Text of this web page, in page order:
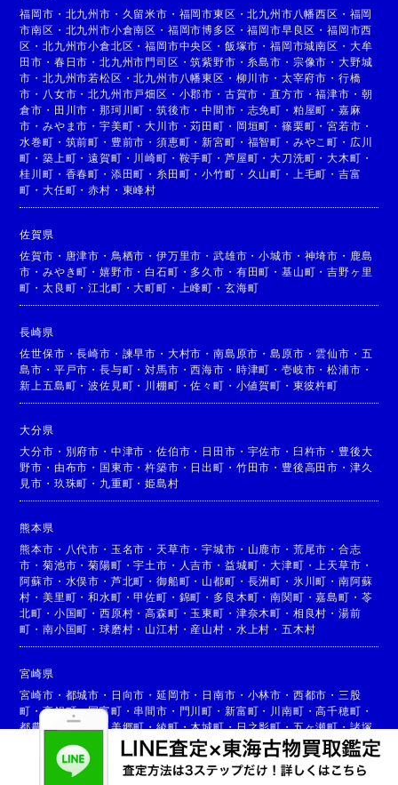
福岡市 ・ 北九州市 ・ 久留米市 ・ 福岡市東区 ・北九州市八幡西区 ・ 福岡
市南区 ・ 北九州市小倉南区 ・ 福岡市博多区 ・福岡市早良区 ・福岡市西
区 ・北九州市小倉北区 ・福岡市中央区 ・ 飯塚市 ・福岡市城南区 ・ 大牟
田市 ・ 春日市 ・北九州市門司区 ・筑紫野市 ・ 糸島市 ・ 宗像市 ・ 大野城
市 ・北九州市若松区 ・北九州市八幡東区 ・ 柳川市 ・ 太宰府市 ・ 行橋
市 ・ 八女市 ・北九州市戸畑区 ・ 小郡市 ・ 古賀市 ・直方市 ・福津市 ・ 朝
倉市 ・ 田川市 ・那珂川町 ・筑後市 ・中間市 ・ 志免町 ・ 粕屋町 ・ 嘉麻
市 ・みやま市 ・宇美町 ・大川市 ・苅田町 ・ 岡垣町 ・ 篠栗町 ・宮若市 ・
水巻町 ・ 筑前町 ・ 豊前市 ・須恵町 ・新宮町 ・ 福智町 ・ みやこ町 ・ 広川
町 ・築上町 ・遠賀町 ・ 川崎町 ・ 鞍手町 ・ 芦屋町 ・大刀洗町 ・大木町 ・
桂川町 ・ 香春町 ・ 添田町 ・ 糸田町 ・小竹町 ・ 久山町 ・ 上毛町 ・ 吉富
町 ・大任町 ・赤村 ・ 東峰村
佐賀県
佐賀市 ・ 唐津市 ・ 鳥栖市 ・伊万里市 ・武雄市 ・小城市 ・ 神埼市 ・ 鹿島
市 ・みやき町 ・嬉野市 ・ 白石町 ・ 多久市 ・ 有田町 ・ 基山町 ・吉野ヶ里
町 ・太良町 ・江北町 ・大町町 ・ 上峰町 ・ 玄海町
長崎県
佐世保市 ・長崎市 ・ 諫早市 ・ 大村市 ・南島原市 ・島原市 ・ 雲仙市 ・ 五
島市 ・ 平戸市 ・長与町 ・対馬市 ・西海市 ・ 時津町 ・ 壱岐市 ・松浦市 ・
新上五島町 ・波佐見町 ・ 川棚町 ・佐々町 ・ 小値賀町 ・ 東彼杵町
大分県
大分市 ・ 別府市 ・ 中津市 ・佐伯市 ・ 日田市 ・ 宇佐市 ・ 臼杵市 ・ 豊後大
野市 ・ 由布市 ・ 国東市 ・杵築市 ・ 日出町 ・ 竹田市 ・ 豊後高田市 ・ 津久
見市 ・ 玖珠町 ・ 九重町 ・姫島村
熊本県
熊本市 ・ 八代市 ・ 玉名市 ・ 天草市 ・宇城市 ・ 山鹿市 ・ 荒尾市 ・ 合志
市 ・菊池市 ・菊陽町 ・宇土市 ・ 人吉市 ・ 益城町 ・大津町 ・ 上天草市 ・
阿蘇市 ・ 水俣市 ・ 芦北町 ・御船町 ・ 山都町 ・ 長洲町 ・ 氷川町 ・ 南阿蘇
村 ・美里町 ・和水町 ・甲佐町 ・ 錦町 ・ 多良木町 ・南関町 ・嘉島町 ・ 苓
北町 ・ 小国町 ・西原村 ・高森町 ・ 玉東町 ・ 津奈木町 ・ 相良村 ・ 湯前
町 ・南小国町 ・球磨村 ・ 山江村 ・ 産山村 ・ 水上村 ・ 五木村
宮崎県
宮崎市 ・ 都城市 ・ 日向市 ・延岡市 ・ 日南市 ・ 小林市 ・ 西都市 ・ 三股
町 ・高鍋町・国富町 ・ 串間市 ・ 門川町 ・ 新富町 ・ 川南町 ・高千穂町 ・
都農町
高原町 ・美郷町・綾町・木城町・日之影町・五ヶ瀬町・諸塚
椎葉村・ 西米良村